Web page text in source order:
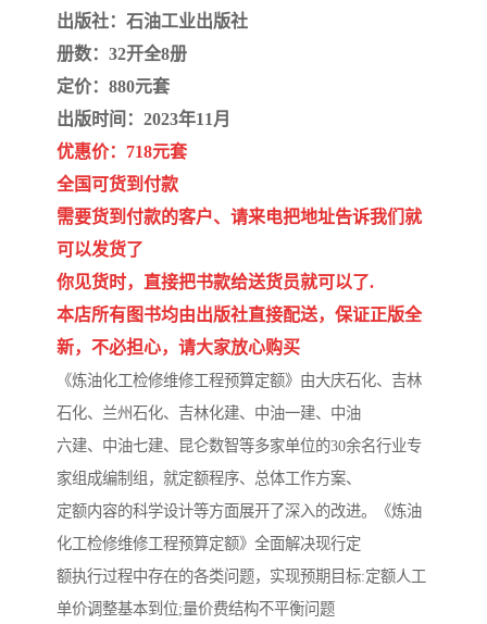
出版社：石油工业出版社
册数：32开全8册
定价：880元套
出版时间：2023年11月
优惠价：718元套
全国可货到付款
需要货到付款的客户、请来电把地址告诉我们就
可以发货了
你见货时，直接把书款给送货员就可以了.
本店所有图书均由出版社直接配送，保证正版全
新，不必担心，请大家放心购买
《炼油化工检修维修工程预算定额》由大庆石化、吉林
石化、兰州石化、吉林化建、中油一建、中油
六建、中油七建、昆仑数智等多家单位的30余名行业专
家组成编制组，就定额程序、总体工作方案、
定额内容的科学设计等方面展开了深入的改进。《炼油
化工检修维修工程预算定额》全面解决现行定
额执行过程中存在的各类问题，实现预期目标:定额人工
单价调整基本到位;量价费结构不平衡问题
甘肃省建设工程预算定额
内蒙古建设工程预算定额
陕西建设工程消耗量定额
贵州水利水电定额
青海省建筑工程消耗量定
20kv及以下配电网工程定 地质灾害治理工程质量检
验评定标准
广西建筑安装工程预算定 内河沿海港口疏浚定额
*考军校教材 黑龙江建设工程计价定额
依据
海南省建设工程预算定额 浙江省建设工程预算定额
电力工程预算概算定额 重庆市建设工程计价定额
江苏省建设工程计价定额 深圳市建设工程消耗量定
额
四川省清单定额 河南省建设工程预算定额